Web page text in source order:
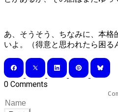
あ、そうそう、ちなみに、本格
いよ。（得意と思われたら困る
0 Comments